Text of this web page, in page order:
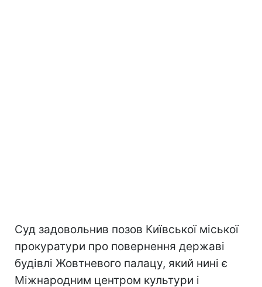
Суд задовольнив позов Київської міської
прокуратури про повернення державі
будівлі Жовтневого палацу, який нині є
Міжнародним центром культури і